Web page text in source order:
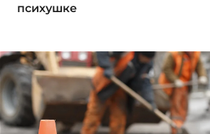
психушке